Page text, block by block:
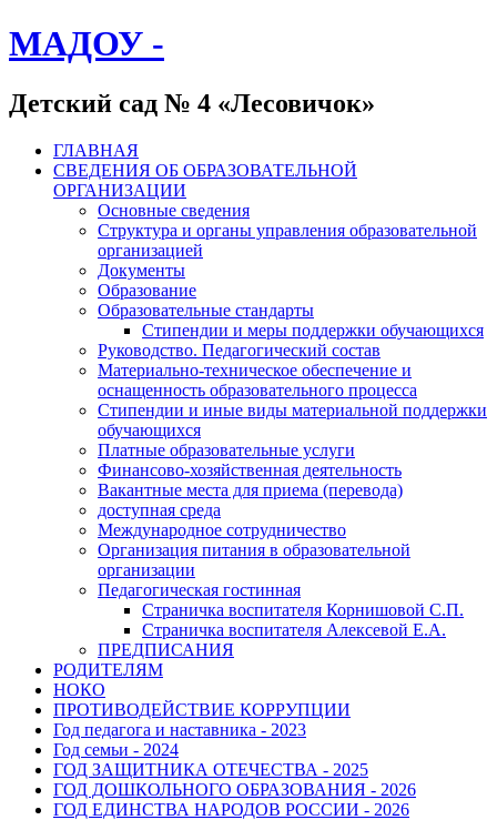
МАДОУ -
Детский сад № 4 «Лесовичок»
ГЛАВНАЯ
СВЕДЕНИЯ ОБ ОБРАЗОВАТЕЛЬНОЙ
ОРГАНИЗАЦИИ
Основные сведения
Структура и органы управления образовательной
организацией
Документы
Образование
Образовательные стандарты
Стипендии и меры поддержки обучающихся
Руководство. Педагогический состав
Материально-техническое обеспечение и
оснащенность образовательного процесса
Стипендии и иные виды материальной поддержки
обучающихся
Платные образовательные услуги
Финансово-хозяйственная деятельность
Вакантные места для приема (перевода)
доступная среда
Международное сотрудничество
Организация питания в образовательной
организации
Педагогическая гостинная
Страничка воспитателя Корнишовой С.П.
Страничка воспитателя Алексевой Е.А.
ПРЕДПИСАНИЯ
РОДИТЕЛЯМ
НОКО
ПРОТИВОДЕЙСТВИЕ КОРРУПЦИИ
Год педагога и наставника - 2023
Год семьи - 2024
ГОД ЗАЩИТНИКА ОТЕЧЕСТВА - 2025
ГОД ДОШКОЛЬНОГО ОБРАЗОВАНИЯ - 2026
ГОД ЕДИНСТВА НАРОДОВ РОССИИ - 2026